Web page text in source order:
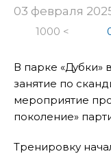
03 февраля
1000 <
В парке «Дубки»
занятие по
мероприятие
поколение»
Тренировку